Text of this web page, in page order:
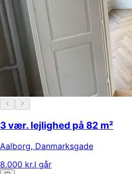
3 vær. lejlighed på 82 m²
Aalborg, Danmarksgade
8.000 kr.I går